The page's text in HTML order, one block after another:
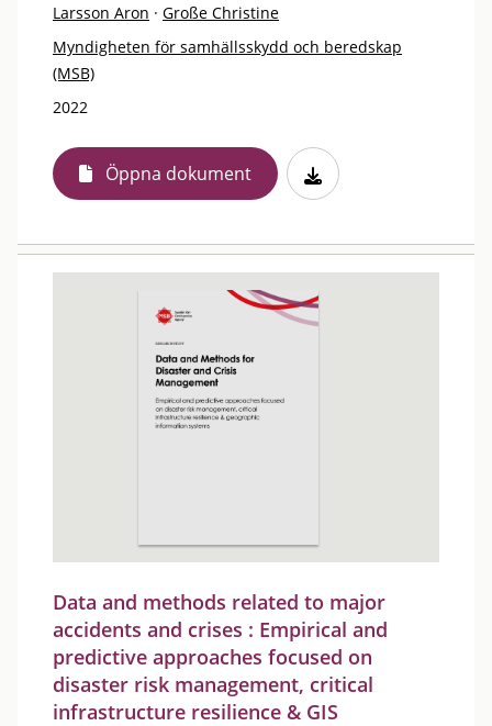
Larsson Aron · Große Christine
Myndigheten för samhällsskydd och beredskap
(MSB)
2022
Öppna dokument
Data and methods related to major
accidents and crises : Empirical and
predictive approaches focused on
disaster risk management, critical
infrastructure resilience & GIS